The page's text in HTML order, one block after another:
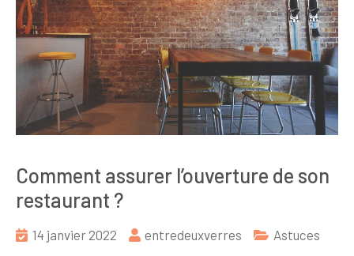
Comment assurer l’ouverture de son
restaurant ?
14 janvier 2022 entredeuxverres Astuces